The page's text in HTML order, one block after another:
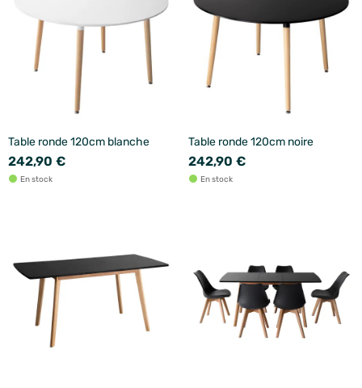
Table ronde 120cm blanche
242,90 €
En stock
Table ronde 120cm noire
242,90 €
En stock